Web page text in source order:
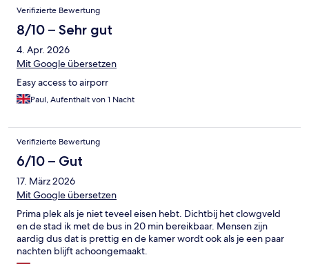
Verifizierte Bewertung
8/10 – Sehr gut
4. Apr. 2026
Mit Google übersetzen
Easy access to airporr
Paul, Aufenthalt von 1 Nacht
Verifizierte Bewertung
6/10 – Gut
17. März 2026
Mit Google übersetzen
Prima plek als je niet teveel eisen hebt. Dichtbij het clowgveld
en de stad ik met de bus in 20 min bereikbaar. Mensen zijn
aardig dus dat is prettig en de kamer wordt ook als je een paar
nachten blijft achoongemaakt.